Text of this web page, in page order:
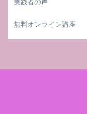
実践者の声
無料オンライン講座